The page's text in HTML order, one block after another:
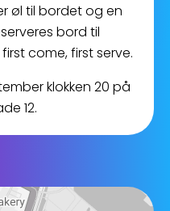
øl til bordet og en
bord til
come, first serve.
klokken 20 på
12.